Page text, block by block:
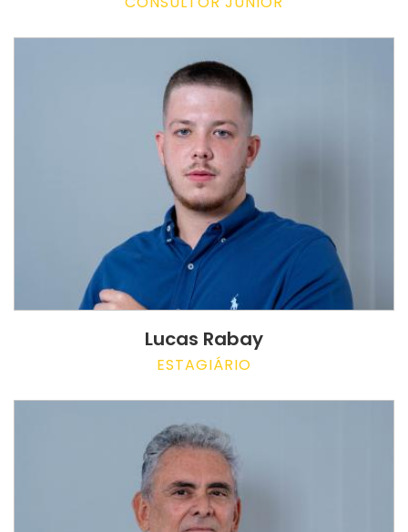
Lucas Rabay
ESTAGIÁRIO